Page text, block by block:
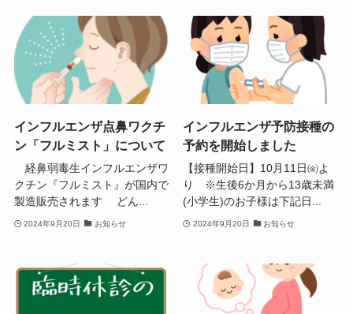
インフルエンザ点鼻ワクチ
ン「フルミスト」について
経鼻弱毒生インフルエンザワ
クチン『フルミスト』が国内で
製造販売されます どん...
2024年9月20日 お知らせ
インフルエンザ予防接種の
予約を開始しました
【接種開始日】10月11日㈮よ
り ※生後6か月から13歳未満
(小学生)のお子様は下記日...
2024年9月20日 お知らせ